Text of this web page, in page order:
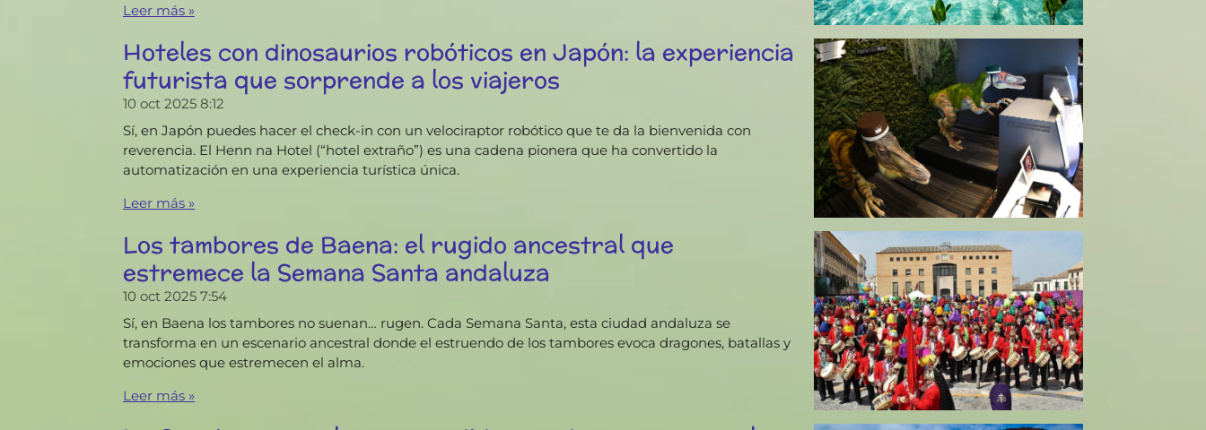
Leer más »
Hoteles con dinosaurios robóticos en Japón: la experiencia
futurista que sorprende a los viajeros
10 oct 2025 8:12
Sí, en Japón puedes hacer el check-in con un velociraptor robótico que te da la bienvenida con
reverencia. El Henn na Hotel (“hotel extraño”) es una cadena pionera que ha convertido la
automatización en una experiencia turística única.
Leer más »
Los tambores de Baena: el rugido ancestral que
estremece la Semana Santa andaluza
10 oct 2025 7:54
Sí, en Baena los tambores no suenan… rugen. Cada Semana Santa, esta ciudad andaluza se
transforma en un escenario ancestral donde el estruendo de los tambores evoca dragones, batallas y
emociones que estremecen el alma.
Leer más »